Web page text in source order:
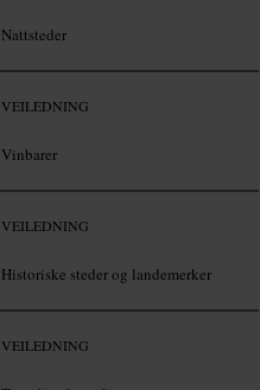
Nattsteder
VEILEDNING
Vinbarer
VEILEDNING
Historiske steder og landemerker
VEILEDNING